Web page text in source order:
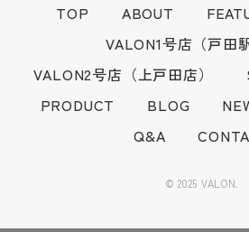
TOP ABOUT
VALON1号店（戸田
VALON2号店（上戸田店）
PRODUCT
BLOG
Q&A
© 2025 VALON.